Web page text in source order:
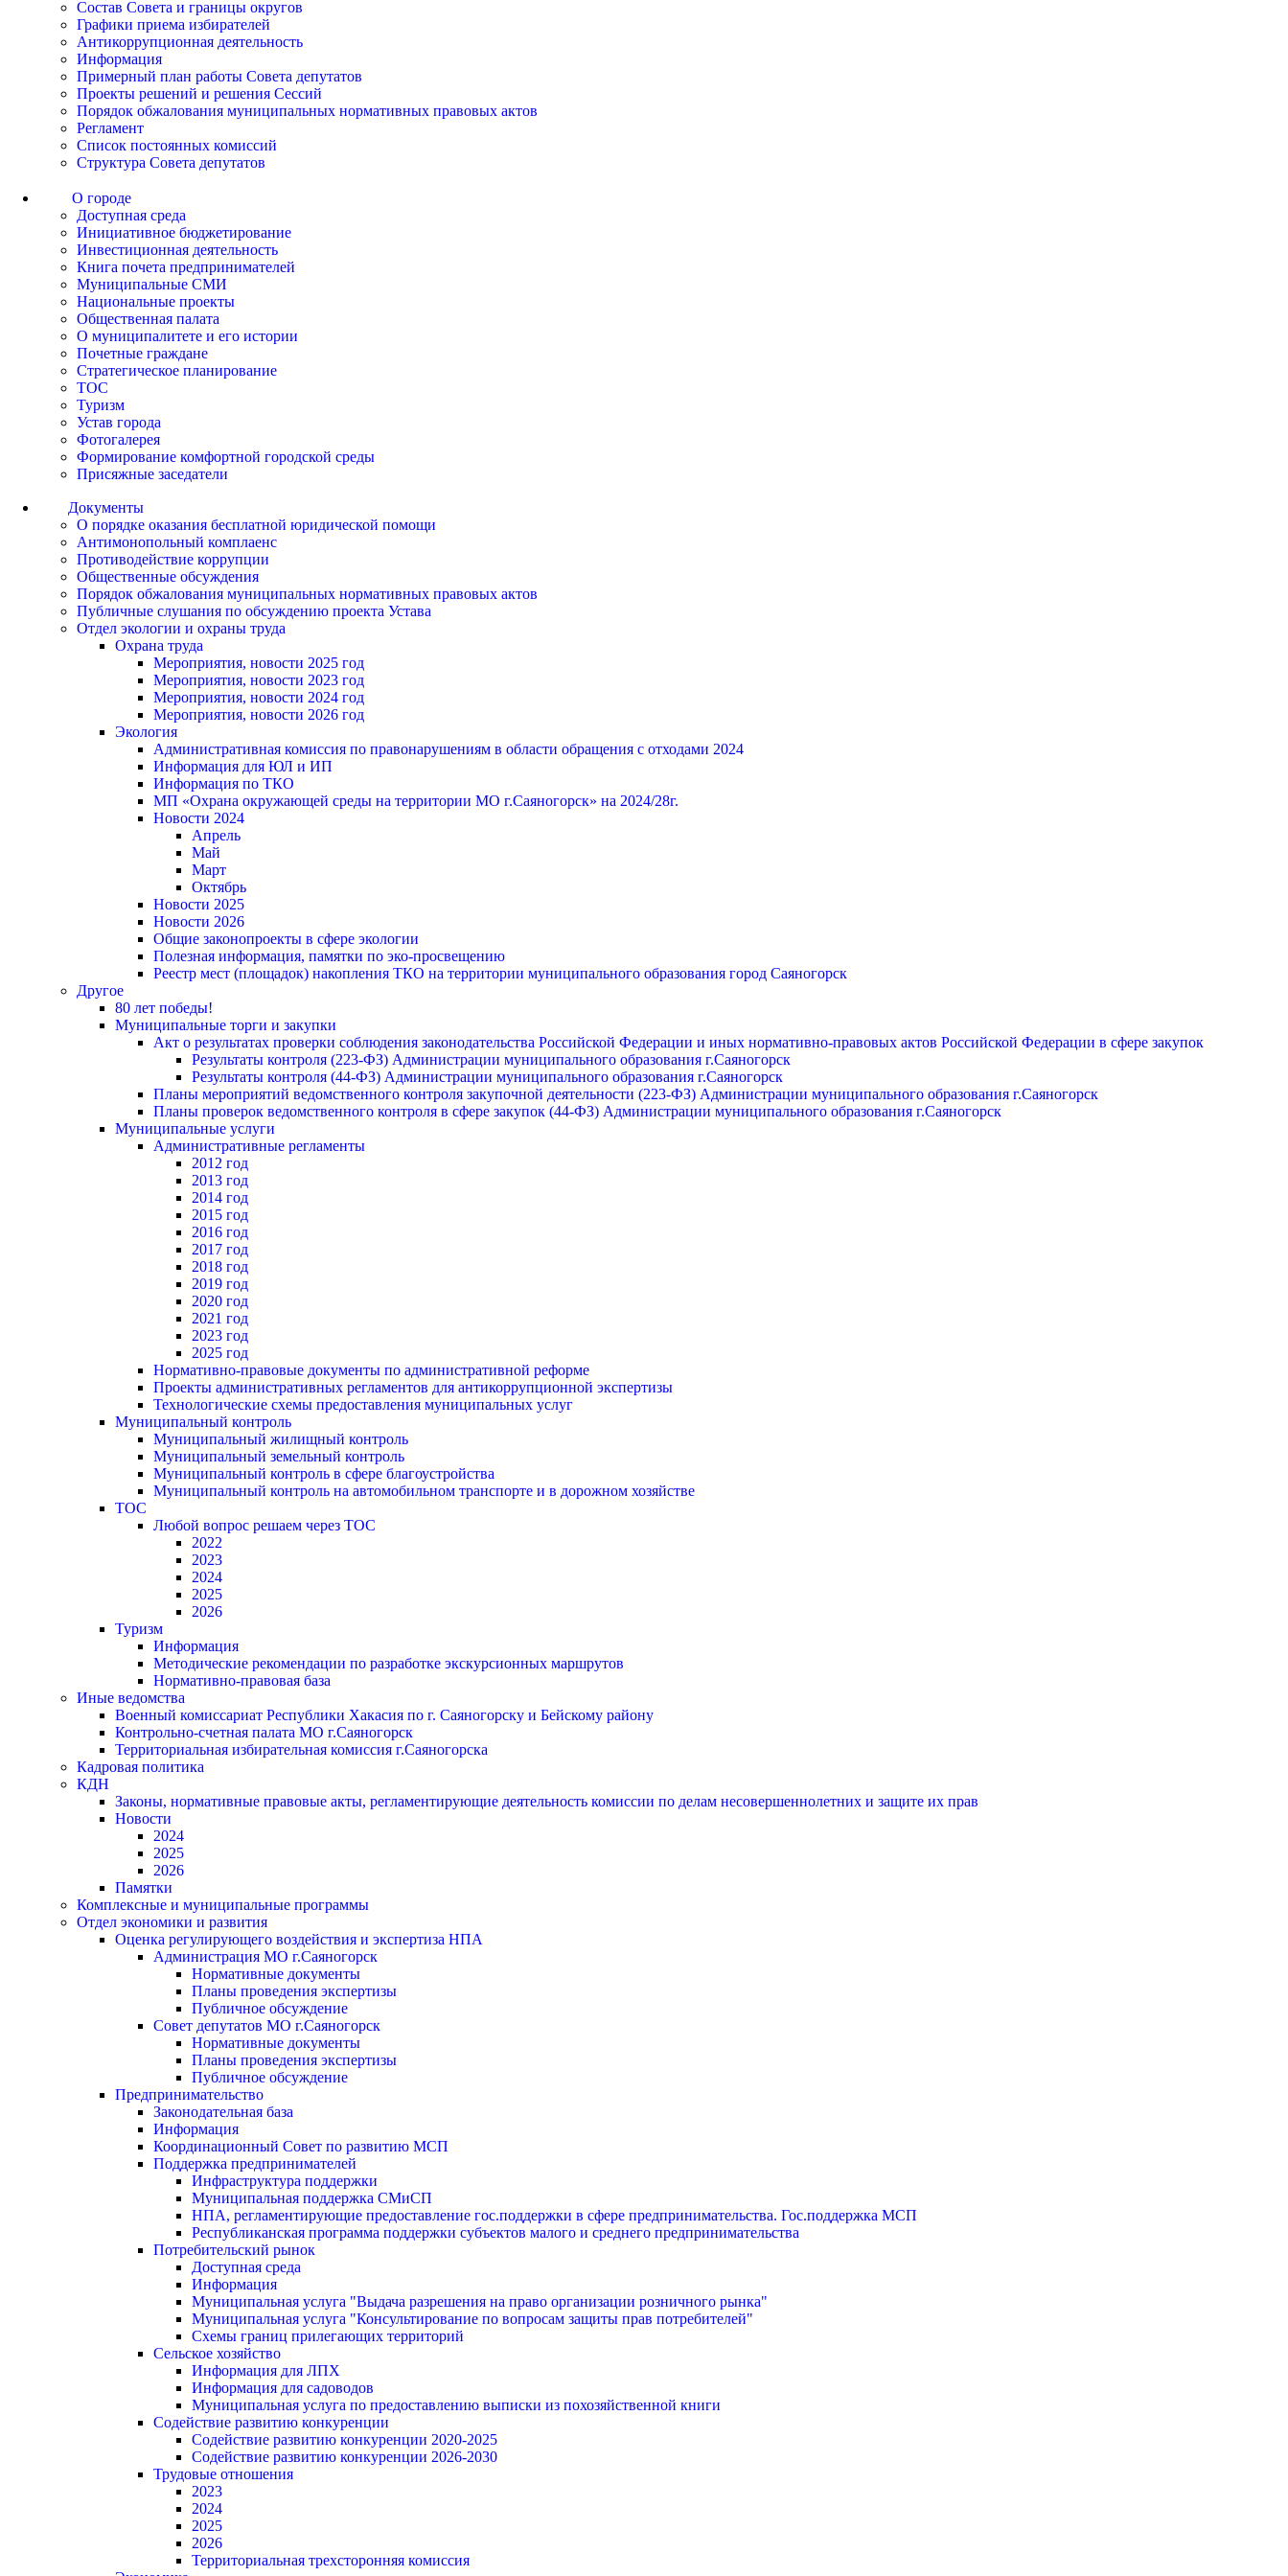
Состав Совета и границы округов
Графики приема избирателей
Антикоррупционная деятельность
Информация
Примерный план работы Совета депутатов
Проекты решений и решения Сессий
Порядок обжалования муниципальных нормативных правовых актов
Регламент
Список постоянных комиссий
Структура Совета депутатов
О городе
Доступная среда
Инициативное бюджетирование
Инвестиционная деятельность
Книга почета предпринимателей
Муниципальные СМИ
Национальные проекты
Общественная палата
О муниципалитете и его истории
Почетные граждане
Стратегическое планирование
ТОС
Туризм
Устав города
Фотогалерея
Формирование комфортной городской среды
Присяжные заседатели
Документы
О порядке оказания бесплатной юридической помощи
Антимонопольный комплаенс
Противодействие коррупции
Общественные обсуждения
Порядок обжалования муниципальных нормативных правовых актов
Публичные слушания по обсуждению проекта Устава
Отдел экологии и охраны труда
Охрана труда
Мероприятия, новости 2025 год
Мероприятия, новости 2023 год
Мероприятия, новости 2024 год
Мероприятия, новости 2026 год
Экология
Административная комиссия по правонарушениям в области обращения с отходами 2024
Информация для ЮЛ и ИП
Информация по ТКО
МП «Охрана окружающей среды на территории МО г.Саяногорск» на 2024/28г.
Новости 2024
Апрель
Май
Март
Октябрь
Новости 2025
Новости 2026
Общие законопроекты в сфере экологии
Полезная информация, памятки по эко-просвещению
Реестр мест (площадок) накопления ТКО на территории муниципального образования город Саяногорск
Другое
80 лет победы!
Муниципальные торги и закупки
Акт о результатах проверки соблюдения законодательства Российской Федерации и иных нормативно-правовых актов Российской Федерации в сфере закупок
Результаты контроля (223-ФЗ) Администрации муниципального образования г.Саяногорск
Результаты контроля (44-ФЗ) Администрации муниципального образования г.Саяногорск
Планы мероприятий ведомственного контроля закупочной деятельности (223-ФЗ) Администрации муниципального образования г.Саяногорск
Планы проверок ведомственного контроля в сфере закупок (44-ФЗ) Администрации муниципального образования г.Саяногорск
Муниципальные услуги
Административные регламенты
2012 год
2013 год
2014 год
2015 год
2016 год
2017 год
2018 год
2019 год
2020 год
2021 год
2023 год
2025 год
Нормативно-правовые документы по административной реформе
Проекты административных регламентов для антикоррупционной экспертизы
Технологические схемы предоставления муниципальных услуг
Муниципальный контроль
Муниципальный жилищный контроль
Муниципальный земельный контроль
Муниципальный контроль в сфере благоустройства
Муниципальный контроль на автомобильном транспорте и в дорожном хозяйстве
ТОС
Любой вопрос решаем через ТОС
2022
2023
2024
2025
2026
Туризм
Информация
Методические рекомендации по разработке экскурсионных маршрутов
Нормативно-правовая база
Иные ведомства
Военный комиссариат Республики Хакасия по г. Саяногорску и Бейскому району
Контрольно-счетная палата МО г.Саяногорск
Территориальная избирательная комиссия г.Саяногорска
Кадровая политика
КДН
Законы, нормативные правовые акты, регламентирующие деятельность комиссии по делам несовершеннолетних и защите их прав
Новости
2024
2025
2026
Памятки
Комплексные и муниципальные программы
Отдел экономики и развития
Оценка регулирующего воздействия и экспертиза НПА
Администрация МО г.Саяногорск
Нормативные документы
Планы проведения экспертизы
Публичное обсуждение
Совет депутатов МО г.Саяногорск
Нормативные документы
Планы проведения экспертизы
Публичное обсуждение
Предпринимательство
Законодательная база
Информация
Координационный Совет по развитию МСП
Поддержка предпринимателей
Инфраструктура поддержки
Муниципальная поддержка СМиСП
НПА, регламентирующие предоставление гос.поддержки в сфере предпринимательства. Гос.поддержка МСП
Республиканская программа поддержки субъектов малого и среднего предпринимательства
Потребительский рынок
Доступная среда
Информация
Муниципальная услуга "Выдача разрешения на право организации розничного рынка"
Муниципальная услуга "Консультирование по вопросам защиты прав потребителей"
Схемы границ прилегающих территорий
Сельское хозяйство
Информация для ЛПХ
Информация для садоводов
Муниципальная услуга по предоставлению выписки из похозяйственной книги
Содействие развитию конкуренции
Содействие развитию конкуренции 2020-2025
Содействие развитию конкуренции 2026-2030
Трудовые отношения
2023
2024
2025
2026
Территориальная трехсторонняя комиссия